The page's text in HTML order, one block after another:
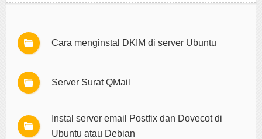
Cara menginstal DKIM di server Ubuntu
Server Surat QMail
Instal server email Postfix dan Dovecot di
Ubuntu atau Debian